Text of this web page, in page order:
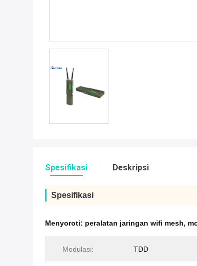
Spesifikasi Deskripsi
Spesifikasi
Menyoroti: peralatan jaringan wifi mesh,
Modulasi: TDD